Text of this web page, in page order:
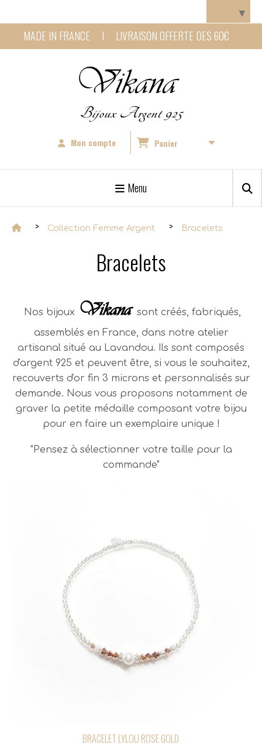
MADE IN FRANCE I LIVRAISON OFFERTE DES 60€
Bijoux Argent 925
Mon compte Panier
Menu
Collection Femme Argent Bracelets
Bracelets
Nos bijoux Vikana sont créés, fabriqués,
assemblés en France, dans notre atelier
artisanal situé au Lavandou.
Ils sont composés
d'argent 925 et peuvent être, si vous le souhaitez,
recouverts d'or fin 3 microns et personnalisés sur
demande. Nous vous proposons notamment de
graver la petite médaille composant votre bijou
pour en faire un exemplaire unique !
"Pensez à sélectionner votre taille pour la
commande"
BRACELET LYLOU ROSE GOLD
▼